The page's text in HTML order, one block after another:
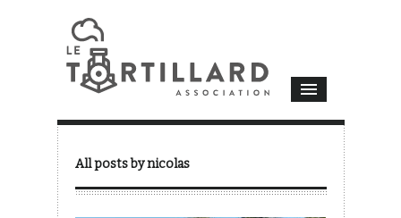
All posts by nicolas